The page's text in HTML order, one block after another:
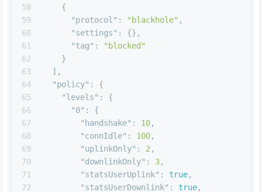
58
59
60
61
62
63
64
65
66
67
68
69
70
71
72
{
"protocol" : "blackhole" ,
"settings" : {} ,
"tag" :
"blocked"
}
] ,
"policy" :
{
"levels" :
{
"0" :
{
"handshake" : 10,
"connIdle" : 100,
"uplinkOnly" : 2,
"downlinkOnly" : 3,
"statsUserUplink" : true,
"statsUserDownlink" : true,